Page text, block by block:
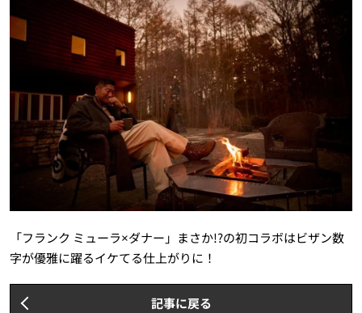
「フランク ミューラ×ダナー」まさか!?の初コラボはビザン数
字が優雅に躍るイケてる仕上がりに！
記事に戻る